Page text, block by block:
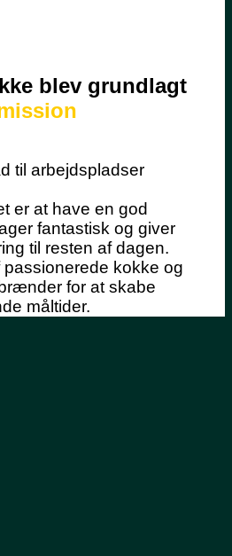
blev grundlagt
til arbejdspladser
er at have en god
fantastisk og giver
til resten af dagen.
kokke og
for at skabe
måltider.